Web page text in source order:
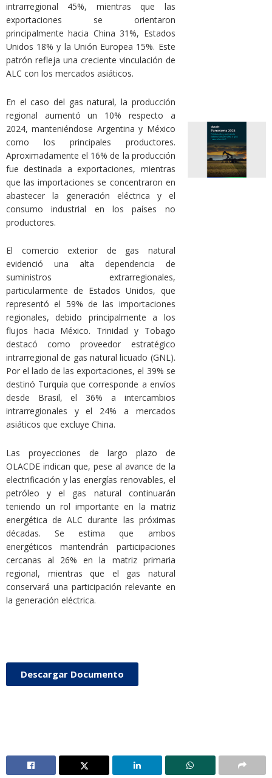
intrarregional 45%, mientras que las
exportaciones se orientaron
principalmente hacia China 31%, Estados
Unidos 18% y la Unión Europea 15%. Este
patrón refleja una creciente vinculación de
ALC con los mercados asiáticos.
En el caso del gas natural, la producción
regional aumentó un 10% respecto a
2024, manteniéndose Argentina y México
como los principales productores.
Aproximadamente el 16% de la producción
fue destinada a exportaciones, mientras
que las importaciones se concentraron en
abastecer la generación eléctrica y el
consumo industrial en los países no
productores.
El comercio exterior de gas natural
evidenció una alta dependencia de
suministros extrarregionales,
particularmente de Estados Unidos, que
representó el 59% de las importaciones
regionales, debido principalmente a los
flujos hacia México. Trinidad y Tobago
destacó como proveedor estratégico
intrarregional de gas natural licuado (GNL).
Por el lado de las exportaciones, el 39% se
destinó Turquía que corresponde a envíos
desde Brasil, el 36% a intercambios
intrarregionales y el 24% a mercados
asiáticos que excluye China.
Las proyecciones de largo plazo de
OLACDE indican que, pese al avance de la
electrificación y las energías renovables, el
petróleo y el gas natural continuarán
teniendo un rol importante en la matriz
energética de ALC durante las próximas
décadas. Se estima que ambos
energéticos mantendrán participaciones
cercanas al 26% en la matriz primaria
regional, mientras que el gas natural
conservará una participación relevante en
la generación eléctrica.
Descargar Documento